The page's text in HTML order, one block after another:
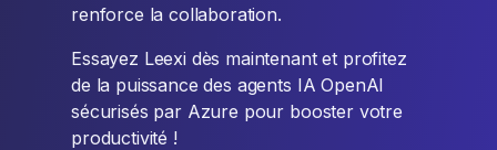
renforce la collaboration.
Essayez Leexi dès maintenant et profitez
de la puissance des agents IA OpenAI
sécurisés par Azure pour booster votre
productivité !